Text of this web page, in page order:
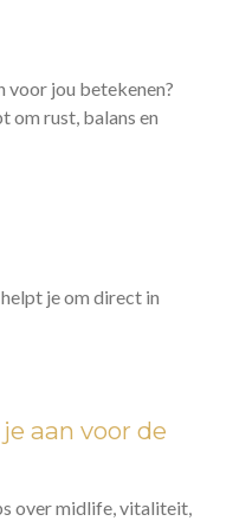
voor jou betekenen?
om rust, balans en
je om direct in
aan voor de
over midlife, vitaliteit,